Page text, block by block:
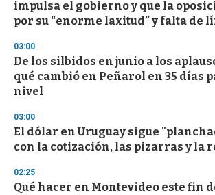
impulsa el gobierno y que la
por su “enorme laxitud” y falta de
03:00
De los silbidos en junio a los
qué cambió en Peñarol en 35 días
nivel
03:00
El dólar en Uruguay sigue
con la cotización, las pizarras y la
02:25
Qué hacer en Montevideo este fin